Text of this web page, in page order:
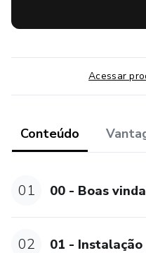
(procedures, views,
erros, transações,
Acessar
Conteúdo
01 00 - Boas
02 01 -